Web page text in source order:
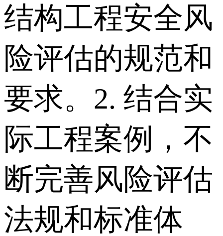
结构工程安全风
险评估的规范和
要求。 2. 结合实
际工程案例，不
断完善风险评估
法规和标准体